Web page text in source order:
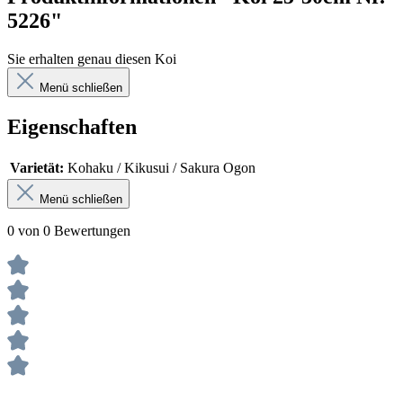
5226"
Sie erhalten genau diesen Koi
Menü schließen
Eigenschaften
Varietät: Kohaku / Kikusui / Sakura Ogon
Menü schließen
0 von 0 Bewertungen